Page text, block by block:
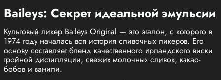
Baileys: Секрет идеальной эмульсии
Культовый ликер Baileys Original — это эталон, с которого в
1974 году началась вся история сливочных ликеров. Его
основу составляет бленд качественного ирландского виски
тройной дистилляции, свежих молочных сливок, какао-
бобов и ванили.